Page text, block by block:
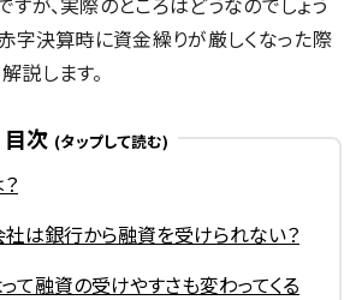
赤字決算時に資金繰りが厳しくなった際
説します。
目次
は銀行から融資を受けられない？
て融資の受けやすさも変わってくる